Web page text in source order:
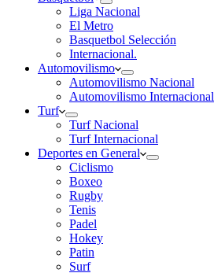
Liga Nacional
El Metro
Basquetbol Selección
Internacional.
Automovilismo
Automovilismo Nacional
Automovilismo Internacional
Turf
Turf Nacional
Turf Internacional
Deportes en General
Ciclismo
Boxeo
Rugby
Tenis
Padel
Hokey
Patin
Surf